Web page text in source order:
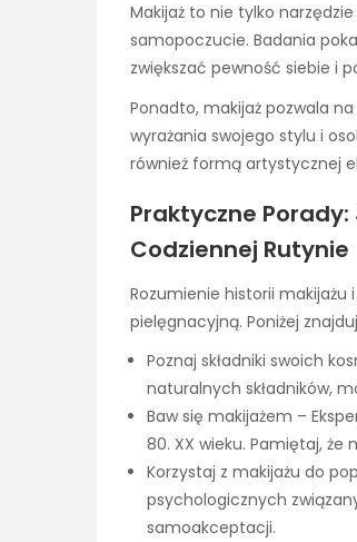
Makijaż to nie tylko
samopoczucie. Badania
zwiększać pewność siebie i
Ponadto, makijaż pozwala
wyrażania swojego stylu i
również formą artystycznej
Praktyczne
Codziennej Rutynie
Rozumienie historii makijażu
pielęgnacyjną. Poniżej
Poznaj składniki swoich
naturalnych składników,
Baw się makijażem –
80. XX wieku. Pamiętaj,
Korzystaj z makijażu do
psychologicznych
samoakceptacji.